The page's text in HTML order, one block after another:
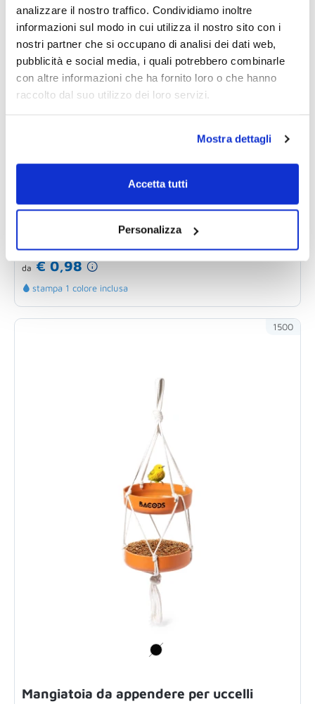
analizzare il nostro traffico. Condividiamo inoltre
informazioni sul modo in cui utilizza il nostro sito con i
nostri partner che si occupano di analisi dei dati web,
pubblicità e social media, i quali potrebbero combinarle
con altre informazioni che ha fornito loro o che hanno
raccolto dal suo utilizzo dei loro servizi.
Mostra dettagli
Accetta tutti
Personalizza
personalizzabile in materiali sostenibili
Ciotola pieghevole per animali domestici pensata
da€ 0,98
stampa 1 colore inclusa
1500
Mangiatoia da appendere per uccelli